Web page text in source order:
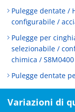
Pulegge dentate /
configurabile /
Pulegge per
selezionabile /
chimica / S8M0400
Pulegge dentate
Variazioni di